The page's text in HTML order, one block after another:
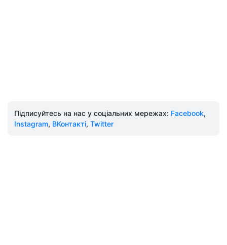
Підписуйтесь на нас у соціальних мережах: Facebook,
Instagram, ВКонтакті, Twitter